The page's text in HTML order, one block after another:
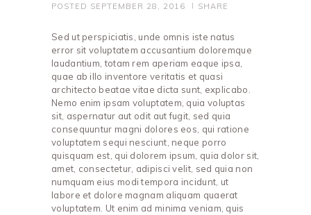
POSTED SEPTEMBER 28, 2016 SHARE
Sed ut perspiciatis, unde omnis iste natus
error sit voluptatem accusantium doloremque
laudantium, totam rem aperiam eaque ipsa,
quae ab illo inventore veritatis et quasi
architecto beatae vitae dicta sunt, explicabo.
Nemo enim ipsam voluptatem, quia voluptas
sit, aspernatur aut odit aut fugit, sed quia
consequuntur magni dolores eos, qui ratione
voluptatem sequi nesciunt, neque porro
quisquam est, qui dolorem ipsum, quia dolor sit,
amet, consectetur, adipisci velit, sed quia non
numquam eius modi tempora incidunt, ut
labore et dolore magnam aliquam quaerat
voluptatem. Ut enim ad minima veniam, quis